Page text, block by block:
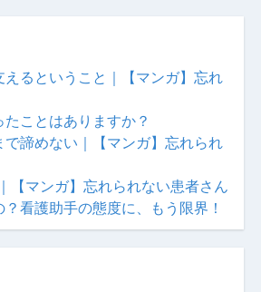
るということ｜【マンガ】忘れ
ことはありますか？
諦めない｜【マンガ】忘れられ
マンガ】忘れられない患者さん
看護助手の態度に、もう限界！